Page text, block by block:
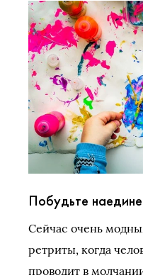
Побудьте
Сейчас очень
ретриты, когда
проводит в